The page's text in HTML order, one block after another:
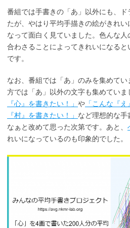
番組では手書きの「あ」以外にも、
たが、やはり平均手描きの絵がきれ
なって面白く見ていました。色んな
合わさることによってきれいになる
です。
なお、番組では「あ」のみを集めてい
方では「あ」以外の文字も集めていま
『心』を書きたい！」 や 「こんな『
『村』を書きたい！」 など理想的な
なぁと改めて思った次第です。あと、
れいになっているのも印象的でした。